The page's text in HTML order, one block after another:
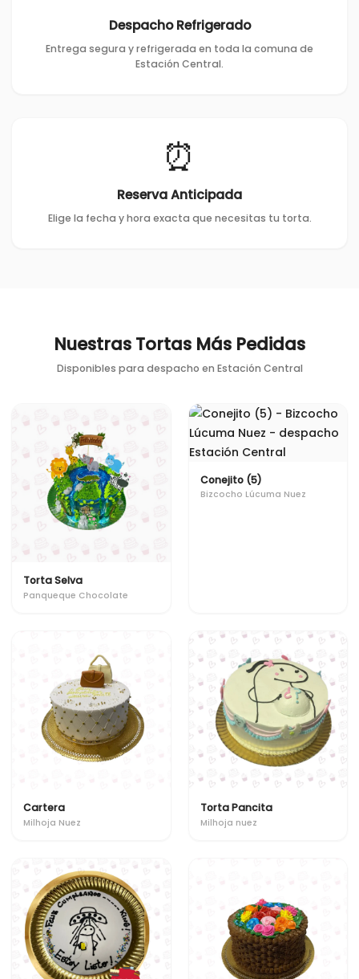
Despacho Refrigerado
Entrega segura y refrigerada en toda la comuna de
Estación Central.
⏰
Reserva Anticipada
Elige la fecha y hora exacta que necesitas tu torta.
Nuestras Tortas Más Pedidas
Disponibles para despacho en Estación Central
Torta Selva
Panqueque Chocolate
Conejito (5)
Bizcocho Lúcuma Nuez
Cartera
Milhoja Nuez
Torta Pancita
Milhoja nuez